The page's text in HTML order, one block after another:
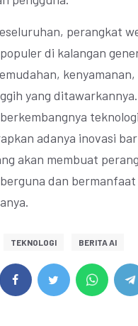
perangkat
di kalangan
yang
adanya inovasi
akan membuat
dan bermanfaat
TEKNOLOGI BERITA AI